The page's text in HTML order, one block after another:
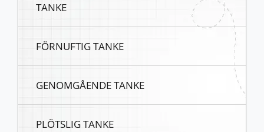
TANKE
FÖRNUFTIG TANKE
GENOMGÅENDE TANKE
PLÖTSLIG TANKE